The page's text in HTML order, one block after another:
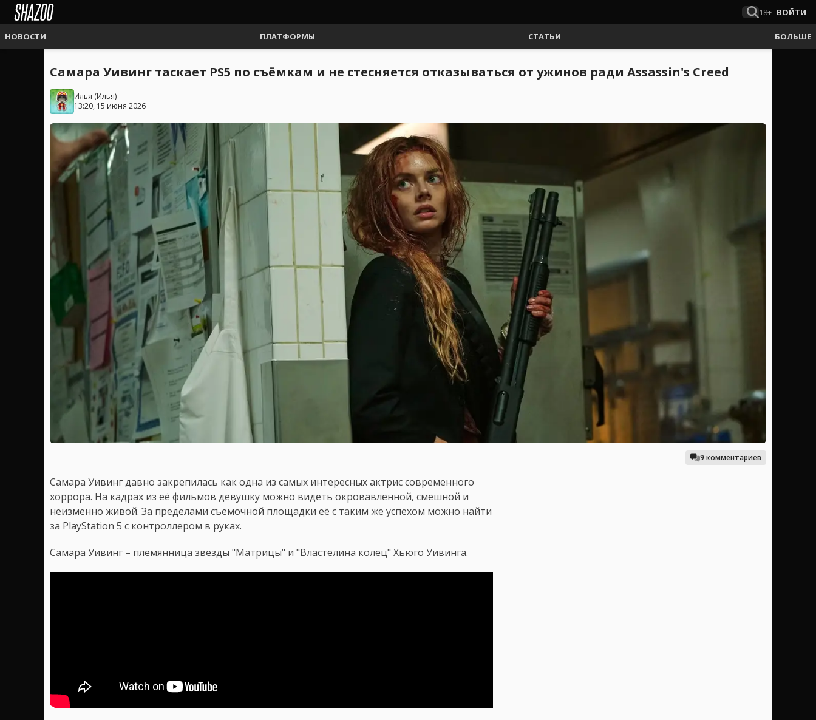
18+ ВОЙТИ
НОВОСТИ ПЛАТФОРМЫ СТАТЬИ БОЛЬШЕ
Самара Уивинг таскает PS5 по съёмкам и не стесняется отказываться от ужинов ради Assassin's Creed
Илья (Илья)
13:20, 15 июня 2026
9 комментариев
Самара Уивинг давно закрепилась как одна из самых интересных актрис современного
хоррора. На кадрах из её фильмов девушку можно видеть окровавленной, смешной и
неизменно живой. За пределами съёмочной площадки её с таким же успехом можно найти
за PlayStation 5 с контроллером в руках.
Самара Уивинг – племянница звезды "Матрицы" и "Властелина колец" Хьюго Уивинга.